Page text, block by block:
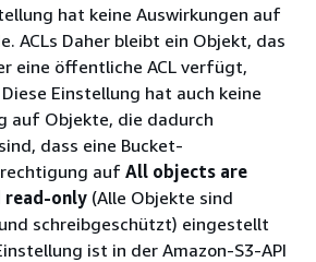
hat keine Auswirkungen auf
ACLs Daher bleibt ein Objekt, das
eine öffentliche ACL verfügt,
Einstellung hat auch keine
auf Objekte, die dadurch
dass eine Bucket-
auf All objects are
read-only (Alle Objekte sind
schreibgeschützt) eingestellt
ist in der Amazon-S3-API